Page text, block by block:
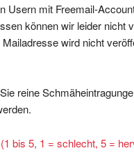
Usern mit Freemail-
können wir leider nicht
wird nicht
reine
bis 5, 1 = schlecht, 5 =